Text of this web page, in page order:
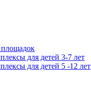
площадок
для детей 3-7 лет
для детей 5 -12 лет